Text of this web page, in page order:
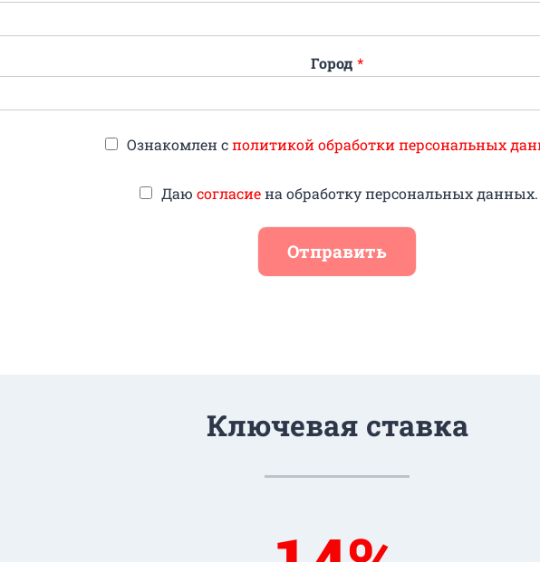
Город *
Ознакомлен сполитикой обработки персональных
Даю согласиена обработку персональных данных.
Отправить
Ключевая ставка